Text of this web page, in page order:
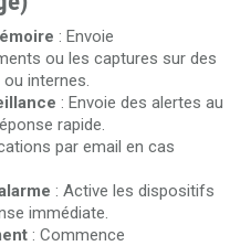
: Envoie
ou les captures sur des
internes.
: Envoie des alertes au
rapide.
par email en cas
: Active les dispositifs
immédiate.
: Commence